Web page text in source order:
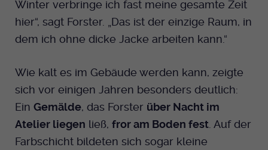
Winter verbringe ich fast meine gesamte Zeit
hier“, sagt Forster. „Das ist der einzige Raum, in
dem ich ohne dicke Jacke arbeiten kann.“
Wie kalt es im Gebäude werden kann, zeigte
sich vor einigen Jahren besonders deutlich:
Ein Gemälde, das Forster über Nacht im
Atelier liegen ließ, fror am Boden fest . Auf der
Farbschicht bildeten sich sogar kleine